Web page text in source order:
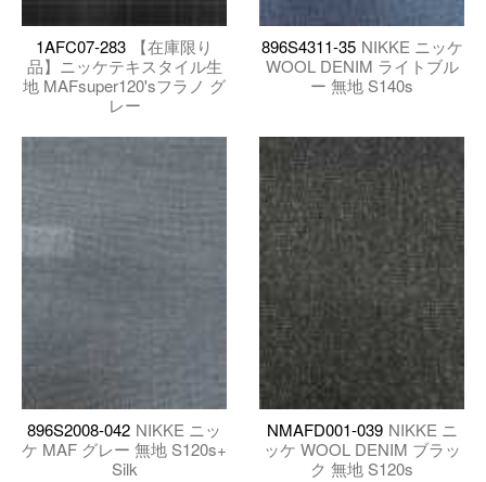
1AFC07-283
【在庫限り
品】ニッケテキスタイル生
地 MAFsuper120'sフラノ グ
レー
896S4311-35 NIKKE ニッケ
WOOL DENIM ライトブル
ー 無地 S140s
896S2008-042 NIKKE ニッ
ケ MAF グレー 無地 S120s+
Silk
NMAFD001-039 NIKKE ニ
ッケ WOOL DENIM ブラッ
ク 無地 S120s